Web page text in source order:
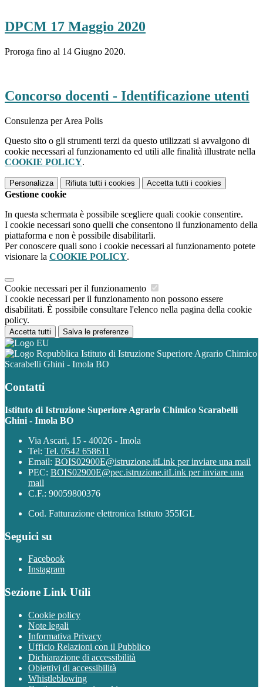
DPCM 17 Maggio 2020
Proroga fino al 14 Giugno 2020.
Concorso docenti - Identificazione utenti
Consulenza per Area Polis
Questo sito o gli strumenti terzi da questo utilizzati si avvalgono di
cookie necessari al funzionamento ed utili alle finalità illustrate nella
COOKIE POLICY.
Personalizza Rifiuta tutti i cookies Accetta tutti i cookies
Gestione cookie
In questa schermata è possibile scegliere quali cookie consentire.
I cookie necessari sono quelli che consentono il funzionamento della
piattaforma e non è possibile disabilitarli.
Per conoscere quali sono i cookie necessari al funzionamento potete
visionare la COOKIE POLICY.
Cookie necessari per il funzionamento
I cookie necessari per il funzionamento non possono essere
disabilitati. È possibile consultare l'elenco nella pagina della cookie
policy.
Accetta tutti Salva le preferenze
Istituto di Istruzione Superiore Agrario Chimico
Scarabelli Ghini - Imola BO
Contatti
Istituto di Istruzione Superiore Agrario Chimico Scarabelli
Ghini - Imola BO
Via Ascari, 15 - 40026 - Imola
Tel: Tel. 0542 658611
Email: BOIS02900E@istruzione.itLink per inviare una mail
PEC: BOIS02900E@pec.istruzione.itLink per inviare una
mail
C.F.: 90059800376
Cod. Fatturazione elettronica Istituto 355IGL
Seguici su
Facebook
Instagram
Sezione Link Utili
Cookie policy
Note legali
Informativa Privacy
Ufficio Relazioni con il Pubblico
Dichiarazione di accessibilità
Obiettivi di accessibilità
Whistleblowing